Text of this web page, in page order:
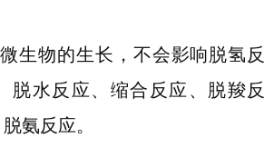
微生物的生长，不会影响脱氢反
脱水反应、缩合反应、脱羧反
氨反应。